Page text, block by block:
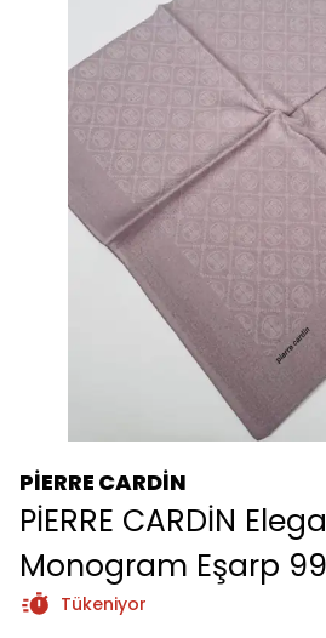
PİERRE CARDİN
PİERRE CARDİN
Monogram Eşarp
Tükeniyor